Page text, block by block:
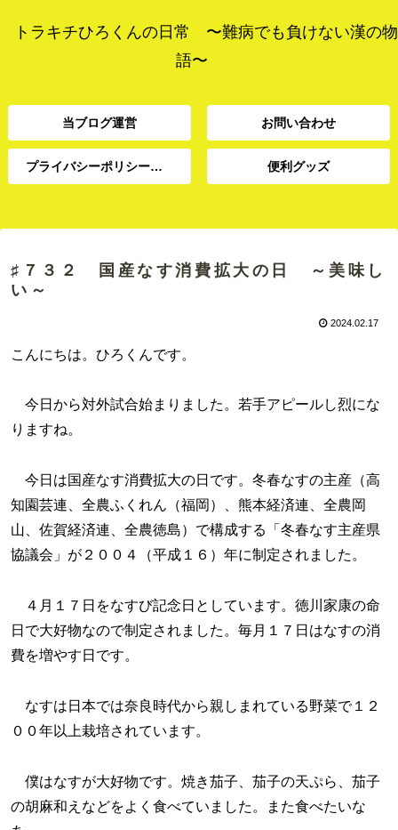
トラキチひろくんの日常 〜難病でも負けない漢の物
語〜
当ブログ運営 お問い合わせ
プライバシーポリシー、免責事項 便利グッズ
♯７３２ 国産なす消費拡大の日 ～美味し
い～
2024.02.17
こんにちは。ひろくんです。
今日から対外試合始まりました。若手アピールし烈にな
りますね。
今日は国産なす消費拡大の日です。冬春なすの主産（高
知園芸連、全農ふくれん（福岡）、熊本経済連、全農岡
山、佐賀経済連、全農徳島）で構成する「冬春なす主産県
協議会」が２００４（平成１６）年に制定されました。
４月１７日をなすび記念日としています。徳川家康の命
日で大好物なので制定されました。毎月１７日はなすの消
費を増やす日です。
なすは日本では奈良時代から親しまれている野菜で１２
００年以上栽培されています。
僕はなすが大好物です。焼き茄子、茄子の天ぷら、茄子
の胡麻和えなどをよく食べていました。また食べたいな